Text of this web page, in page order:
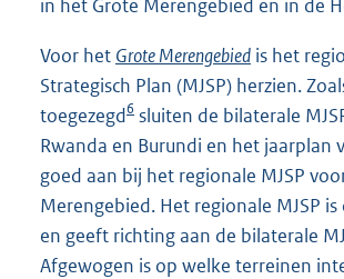
in het Grote Merengebied en in de
Voor het Grote Merengebied is het
Strategisch Plan (MJSP) herzien.
toegezegd6 sluiten de bilaterale
Rwanda en Burundi en het jaarplan
goed aan bij het regionale MJSP
Merengebied. Het regionale MJSP
en geeft richting aan de bilaterale
Afgewogen is op welke terreinen